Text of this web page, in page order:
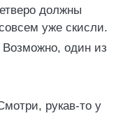
должны
уже скисли.
Возможно, один из
рукав-то у